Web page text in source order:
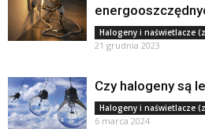
Halogeny i naświetlacze
21 grudnia 2023
Czy halogeny są
Halogeny i naświetlacze
6 marca 2024